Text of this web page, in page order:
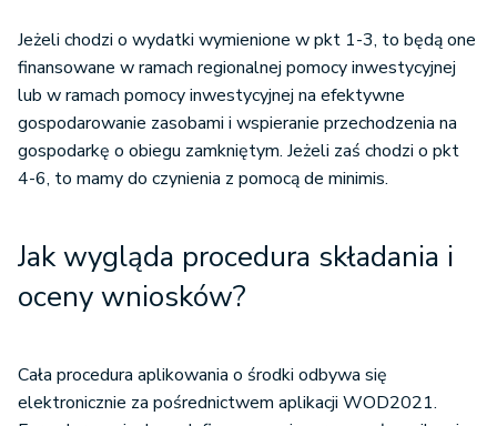
Jeżeli chodzi o wydatki wymienione w pkt 1-3, to będą one
finansowane w ramach regionalnej pomocy inwestycyjnej
lub w ramach pomocy inwestycyjnej na efektywne
gospodarowanie zasobami i wspieranie przechodzenia na
gospodarkę o obiegu zamkniętym. Jeżeli zaś chodzi o pkt
4-6, to mamy do czynienia z pomocą de minimis.
Jak wygląda procedura składania i
oceny wniosków?
Cała procedura aplikowania o środki odbywa się
elektronicznie za pośrednictwem aplikacji WOD2021.